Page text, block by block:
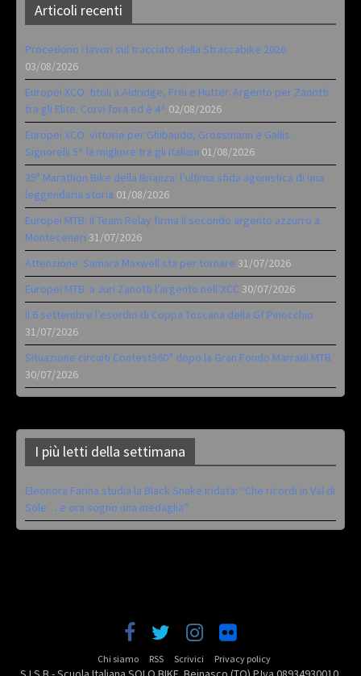
Articoli recenti
Procedono i lavori sul tracciato della Straccabike 2026
03/08/2026
Europei XCO: titoli a Aldridge, Frei e Hutter. Argento per Zanotti
tra gli Elite. Corvi fora ed è 4^ 02/08/2026
Europei XCO: vittorie per Ghibaudo, Grossmann e Gallis.
Signorelli 5^ la migliore tra gli italiani 01/08/2026
35ª Marathon Bike della Brianza: l’ultima sfida agonistica di una
leggendaria storia 01/08/2026
Europei MTB: il Team Relay firma il secondo argento azzurro a
Monteceneri 31/07/2026
Attenzione: Samara Maxwell sta per tornare 31/07/2026
Europei MTB: a Juri Zanotti l’argento nell’XCC 30/07/2026
Il 6 settembre l’esordio di Coppa Toscana della Gf Pinocchio
31/07/2026
Situazione circuiti Contest360° dopo la Gran Fondo Marradi MTB
30/07/2026
I più letti della settimana
Eleonora Farina studia la Black Snake iridata: “Che ricordi in Val di
Sole… e ora sogno una medaglia”
Chi siamo RSS Scrivici Privacy policy